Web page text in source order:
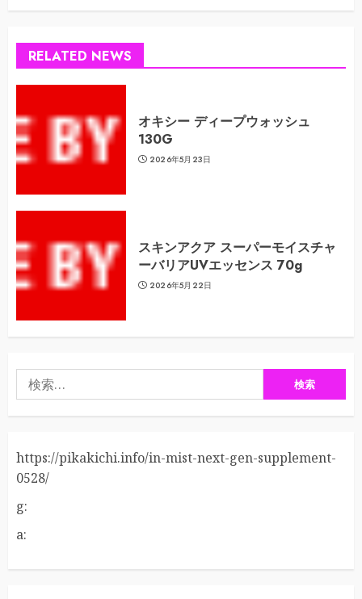
RELATED NEWS
オキシー ディープウォッシュ
130G
2026年5月23日
スキンアクア スーパーモイスチャ
ーバリアUVエッセンス 70g
2026年5月22日
索:
https://pikakichi.info/in-mist-next-gen-supplement-
0528/
g:
a: